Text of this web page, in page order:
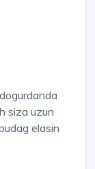
siza uzun
elasin